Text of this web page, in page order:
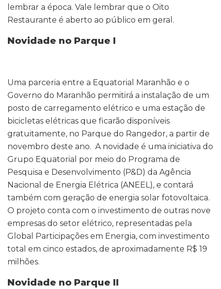
lembrar a época. Vale lembrar que o Oito
Restaurante é aberto ao público em geral.
Novidade no Parque I
Uma parceria entre a Equatorial Maranhão e o
Governo do Maranhão permitirá a instalação de um
posto de carregamento elétrico e uma estação de
bicicletas elétricas que ficarão disponíveis
gratuitamente, no Parque do Rangedor, a partir de
novembro deste ano. A novidade é uma iniciativa do
Grupo Equatorial por meio do Programa de
Pesquisa e Desenvolvimento (P&D) da Agência
Nacional de Energia Elétrica (ANEEL), e contará
também com geração de energia solar fotovoltaica.
O projeto conta com o investimento de outras nove
empresas do setor elétrico, representadas pela
Global Participações em Energia, com investimento
total em cinco estados, de aproximadamente R$ 19
milhões.
Novidade no Parque II